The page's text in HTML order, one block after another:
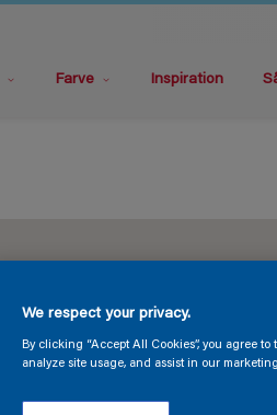
Farve Inspiration
We respect your privacy.
By clicking “Accept All Cookies”, you agree
analyze site usage, and assist in our